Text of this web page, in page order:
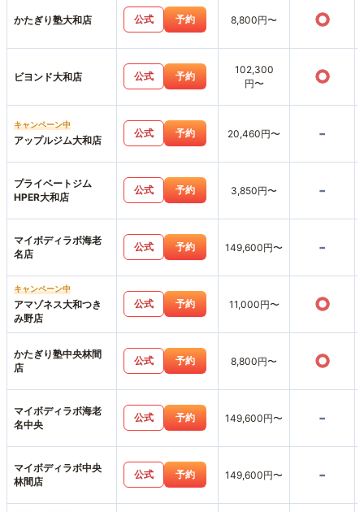
かたぎり塾大和店 公式 予約 8,800円〜 ○
ビヨンド大和店 公式 予約
102,300
円〜
○
キャンペーン中
アップルジム大和店
公式 予約 20,460円〜 -
プライベートジム
HPER大和店
公式 予約 3,850円〜 -
マイボディラボ海老
名店
公式 予約 149,600円〜 -
キャンペーン中
アマゾネス大和つき
み野店
公式 予約 11,000円〜 ○
かたぎり塾中央林間
店
公式 予約 8,800円〜 ○
マイボディラボ海老
名中央
公式 予約 149,600円〜 -
マイボディラボ中央
林間店
公式 予約 149,600円〜 -